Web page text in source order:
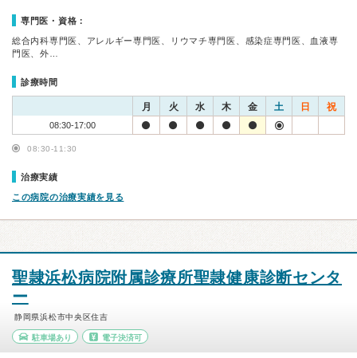
専門医・資格：
総合内科専門医、アレルギー専門医、リウマチ専門医、感染症専門医、血液専
門医、外…
診療時間
月 火 水 木 金 土 日 祝
08:30-17:00
08:30-11:30
治療実績
この病院の治療実績を見る
聖隷浜松病院附属診療所聖隷健康診断センタ
ー
静岡県浜松市中央区住吉
駐車場あり 電子決済可